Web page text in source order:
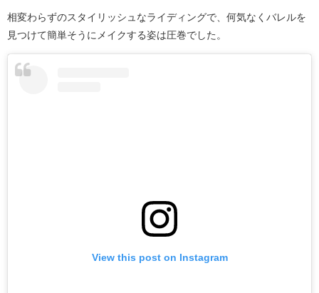
相変わらずのスタイリッシュなライディングで、何気なくバレルを
見つけて簡単そうにメイクする姿は圧巻でした。
View this post on Instagram